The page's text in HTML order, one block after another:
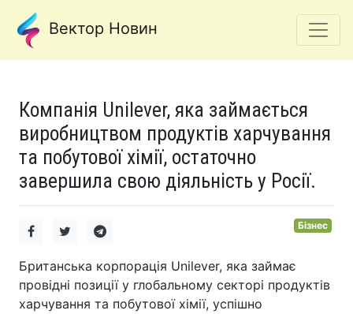
Вектор Новин
Компанія Unilever, яка займається
виробництвом продуктів харчування
та побутової хімії, остаточно
завершила свою діяльність у Росії.
Бізнес
Британська корпорація Unilever, яка займає
провідні позиції у глобальному секторі продуктів
харчування та побутової хімії, успішно